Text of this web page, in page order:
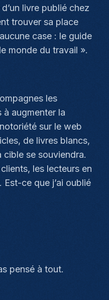
livre publié chez
trouver sa place
case : le guide
monde du travail ».
les
à augmenter la
sur le web
de livres blancs,
se souviendra.
les lecteurs en
ce que j’ai oublié
pensé à tout.